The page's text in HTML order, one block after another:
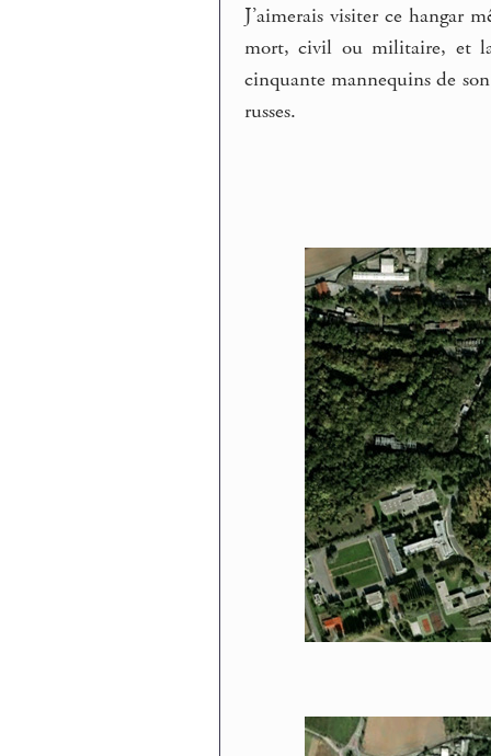
J’aimerais visiter ce hangar
mort, civil ou militaire, et
cinquante mannequins de
russes.